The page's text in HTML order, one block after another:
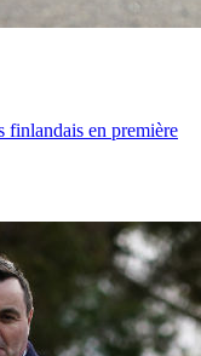
finlandais en première